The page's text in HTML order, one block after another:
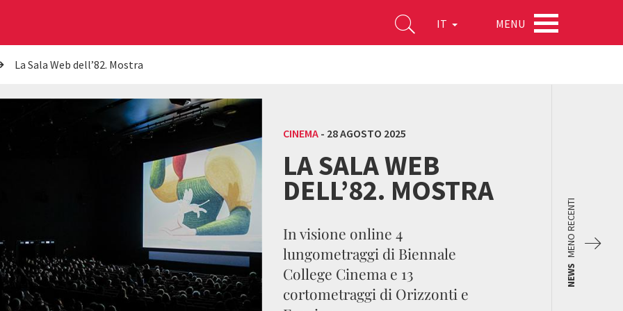
IT MENU
La Sala Web dell’82. Mostra
CINEMA- 28 AGOSTO 2025
LA SALA WEB
DELL’82. MOSTRA
In visione online 4
lungometraggi di Biennale
College Cinema e 13
cortometraggi di Orizzonti e
NEWS
MENO RECENTI